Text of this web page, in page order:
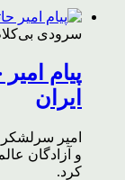
سرودی
پیام
ایران
امیر
و آزادگان
کرد.